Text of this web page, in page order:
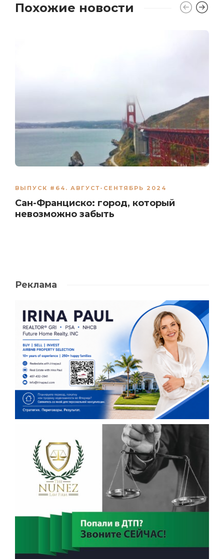
Похожие новости
ВЫПУСК #64. АВГУСТ-СЕНТЯБРЬ 2024
Сан-Франциско: город, который
невозможно забыть
Реклама